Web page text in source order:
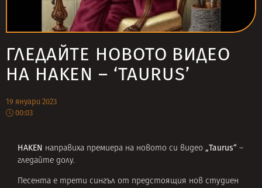
ГЛЕДАЙТЕ НОВОТО ВИДЕО
НА HAKEN – ‘TAURUS’
19 януари 2023
00:03
HAKEN направиха премиера на новото си видео „Taurus“ –
гледайте долу.
Песента е трети сингъл от предстоящия нов студиен